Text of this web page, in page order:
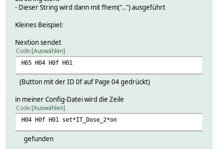
- Dieser String wird dann mit fhem("..") ausgeführt
Kleines Beispiel:
Nextion sendet
Code Auswählen
H65 H04 H0f H01
(Button mit der ID 0f auf Page 04 gedrückt)
in meiner Config-Datei wird die Zeile
Code Auswählen
H04 H0f H01 set*IT_Dose_2*on
gefunden